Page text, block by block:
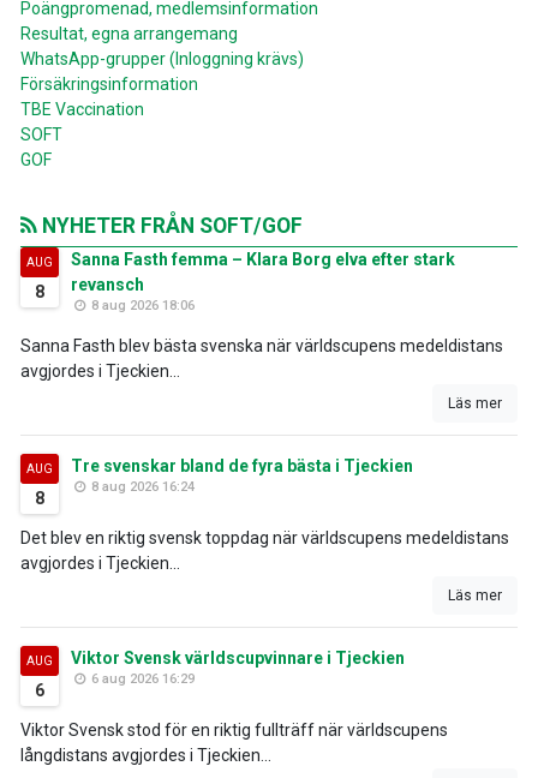
Poängpromenad, medlemsinformation
Resultat, egna arrangemang
WhatsApp-grupper (Inloggning krävs)
Försäkringsinformation
TBE Vaccination
SOFT
GOF
NYHETER FRÅN SOFT/GOF
AUG
8
Sanna Fasth femma – Klara Borg elva efter stark
revansch
8 aug 2026 18:06
Sanna Fasth blev bästa svenska när världscupens medeldistans
avgjordes i Tjeckien...
Läs mer
AUG
8
Tre svenskar bland de fyra bästa i Tjeckien
8 aug 2026 16:24
Det blev en riktig svensk toppdag när världscupens medeldistans
avgjordes i Tjeckien...
Läs mer
AUG
6
Viktor Svensk världscupvinnare i Tjeckien
6 aug 2026 16:29
Viktor Svensk stod för en riktig fullträff när världscupens
långdistans avgjordes i Tjeckien...